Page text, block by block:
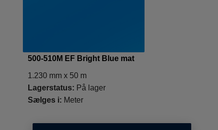
500-510M EF Bright Blue mat
1.230 mm x 50 m
Lagerstatus: På lager
Sælges i: Meter